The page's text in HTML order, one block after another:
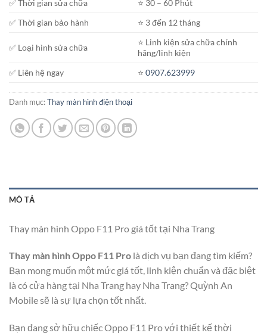
✅ Thời gian sửa chữa
⭐️ 30 – 60 Phút
✅ Thời gian bảo hành
⭐️ 3 đến 12 tháng
✅ Loại hình sửa chữa
⭐️ Linh kiện sửa chữa chính
hãng/linh kiện
✅ Liên hệ ngay
⭐️0907.623999
Danh mục:Thay màn hình điện thoại
MÔ TẢ
Thay màn hình Oppo F11 Pro giá tốt tại Nha Trang
Thay màn hình Oppo F11 Pro là dịch vụ bạn đang tìm kiếm?
Bạn mong muốn một mức giá tốt, linh kiện chuẩn và đặc biệt
là có cửa hàng tại Nha Trang hay Nha Trang? Quỳnh An
Mobile sẽ là sự lựa chọn tốt nhất.
Bạn đang sở hữu chiếc Oppo F11 Pro với thiết kế thời